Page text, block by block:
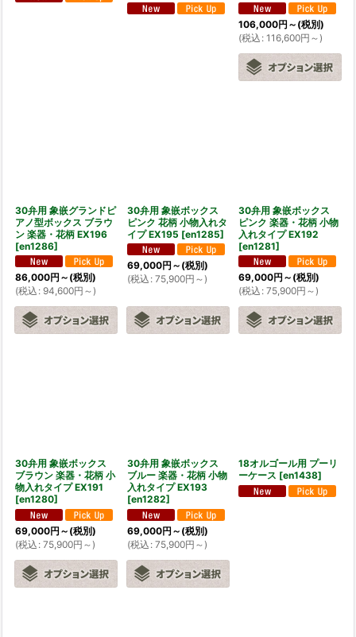
106,000円 ～ (税別)
(税込 : 116,600円 ～)
30弁用 象嵌グランドピ
アノ型ボックス ブラウ
ン 楽器・花柄 EX196
[en1286]
86,000円 ～ (税別)
(税込 : 94,600円 ～)
30弁用 象嵌ボックス
ピンク 花柄 小物入れタ
イプ EX195 [en1285]
69,000円 ～ (税別)
(税込 : 75,900円 ～)
30弁用 象嵌ボックス
ピンク 楽器・花柄 小物
入れタイプ EX192
[en1281]
69,000円 ～ (税別)
(税込 : 75,900円 ～)
30弁用 象嵌ボックス
ブラウン 楽器・花柄 小
物入れタイプ EX191
[en1280]
69,000円 ～ (税別)
(税込 : 75,900円 ～)
30弁用 象嵌ボックス
ブルー 楽器・花柄 小物
入れタイプ EX193
[en1282]
69,000円 ～ (税別)
(税込 : 75,900円 ～)
18オルゴール用 プーリ
ーケース [en1438]